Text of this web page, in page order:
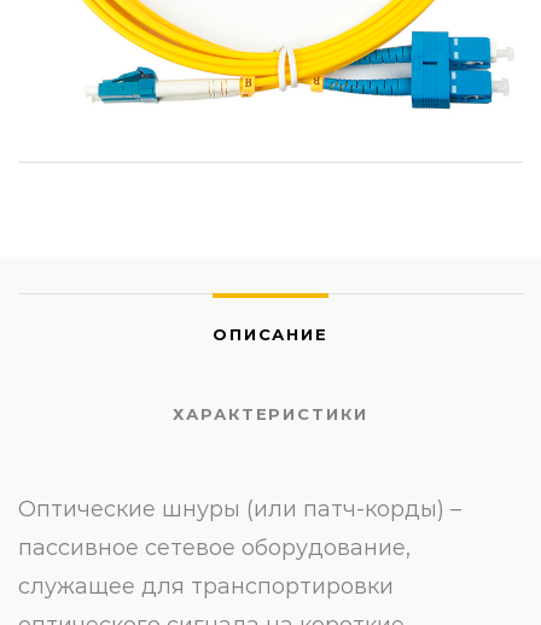
ОПИСАНИЕ
ХАРАКТЕРИСТИКИ
Оптические шнуры (или патч-корды) –
пассивное сетевое оборудование,
служащее для транспортировки